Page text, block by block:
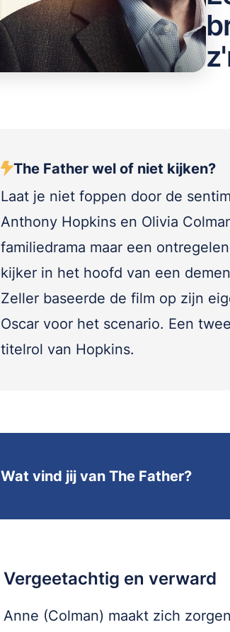
The Father wel of niet kijken?
Laat je niet foppen door de
Anthony Hopkins en Olivia
familiedrama maar een
kijker in het hoofd van een
Zeller baseerde de film op zijn
Oscar voor het scenario. Een
titelrol van Hopkins.
Wat vind jij van The Father?
Vergeetachtig en verward
Anne (Colman) maakt zich